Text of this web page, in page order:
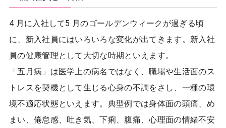
4 月に入社して5 月のゴールデンウィークが過ぎる頃
に、新入社員にはいろいろな変化が出てきます。新入社
員の健康管理として大切な時期といえます。
「五月病」は医学上の病名ではなく、職場や生活面のス
トレスを契機として生じる心身の不調をさし、一種の環
境不適応状態といえます。典型例では身体面の頭痛、め
まい、倦怠感、吐き気、下痢、腹痛、心理面の情緒不安